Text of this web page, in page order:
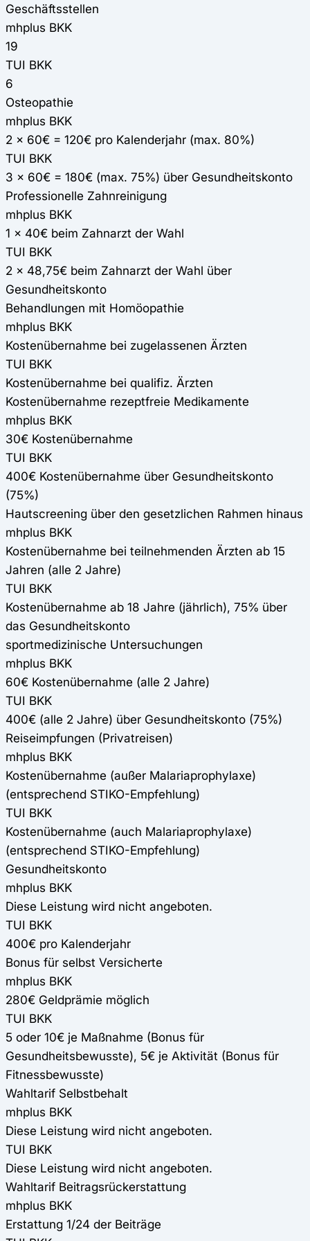
Geschäftsstellen
mhplus BKK
19
TUI BKK
6
Osteopathie
mhplus BKK
2 x 60€ = 120€ pro Kalenderjahr (max. 80%)
TUI BKK
3 x 60€ = 180€ (max. 75%) über Gesundheitskonto
Professionelle Zahnreinigung
mhplus BKK
1 x 40€ beim Zahnarzt der Wahl
TUI BKK
2 x 48,75€ beim Zahnarzt der Wahl über
Gesundheitskonto
Behandlungen mit Homöopathie
mhplus BKK
Kostenübernahme bei zugelassenen Ärzten
TUI BKK
Kostenübernahme bei qualifiz. Ärzten
Kostenübernahme rezeptfreie Medikamente
mhplus BKK
30€ Kostenübernahme
TUI BKK
400€ Kostenübernahme über Gesundheitskonto
(75%)
Hautscreening über den gesetzlichen Rahmen hinaus
mhplus BKK
Kostenübernahme bei teilnehmenden Ärzten ab 15
Jahren (alle 2 Jahre)
TUI BKK
Kostenübernahme ab 18 Jahre (jährlich), 75% über
das Gesundheitskonto
sportmedizinische Untersuchungen
mhplus BKK
60€ Kostenübernahme (alle 2 Jahre)
TUI BKK
400€ (alle 2 Jahre) über Gesundheitskonto (75%)
Reiseimpfungen (Privatreisen)
mhplus BKK
Kostenübernahme (außer Malariaprophylaxe)
(entsprechend STIKO-Empfehlung)
TUI BKK
Kostenübernahme (auch Malariaprophylaxe)
(entsprechend STIKO-Empfehlung)
Gesundheitskonto
mhplus BKK
Diese Leistung wird nicht angeboten.
TUI BKK
400€ pro Kalenderjahr
Bonus für selbst Versicherte
mhplus BKK
280€ Geldprämie möglich
TUI BKK
5 oder 10€ je Maßnahme (Bonus für
Gesundheitsbewusste), 5€ je Aktivität (Bonus für
Fitnessbewusste)
Wahltarif Selbstbehalt
mhplus BKK
Diese Leistung wird nicht angeboten.
TUI BKK
Diese Leistung wird nicht angeboten.
Wahltarif Beitragsrückerstattung
mhplus BKK
Erstattung 1/24 der Beiträge